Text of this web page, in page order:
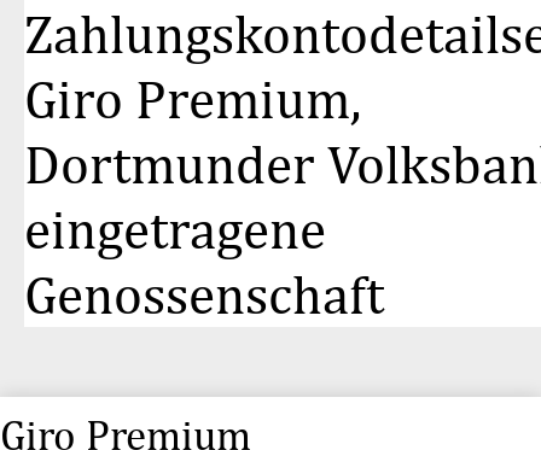
auf
100%
Giro Premium,
Dortmunder
eingetragene
Genossenschaft
Giro Premium